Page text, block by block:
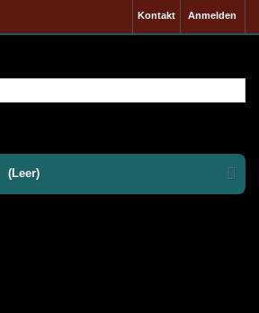
Anmelden
Kontakt
(Leer)